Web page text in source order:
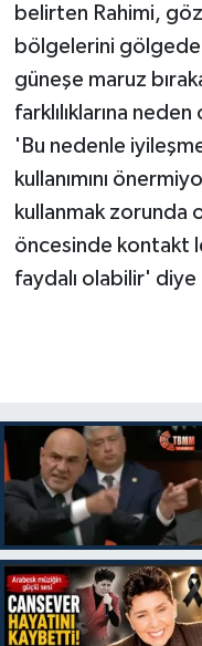
belirten Rahimi,
bölgelerini gölgede
güneşe maruz
farklılıklarına
'Bu nedenle
kullanımını
kullanmak zorunda
öncesinde kontakt
faydalı olabilir'